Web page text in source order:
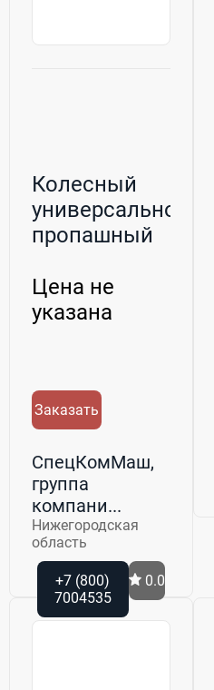
Колесный
универсально-
пропашный
БЕЛАРУС 92...
Цена не
указана
Заказать
СпецКомМаш,
группа
компани...
Нижегородская
область
+7 (800)
7004535
0.0